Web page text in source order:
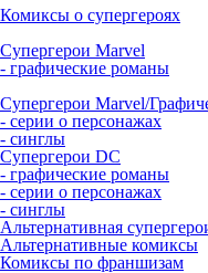
Комиксы о супергероях
Супергерои Marvel
- графические романы
Супергерои Marvel/
- серии о персонажах
- синглы
Супергерои DC
- графические романы
- серии о персонажах
- синглы
Альтернативная
Альтернативные комиксы
Комиксы по франшизам